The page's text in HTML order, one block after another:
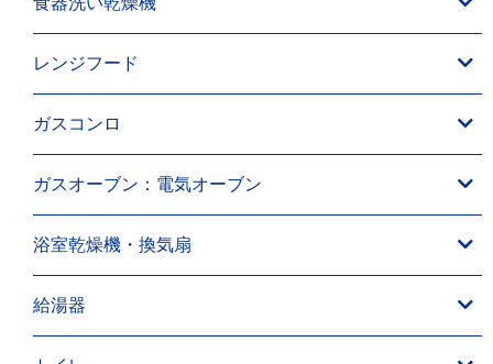
レンジフード
ガスコンロ
ガスオーブン：電気オーブン
浴室乾燥機・換気扇
給湯器